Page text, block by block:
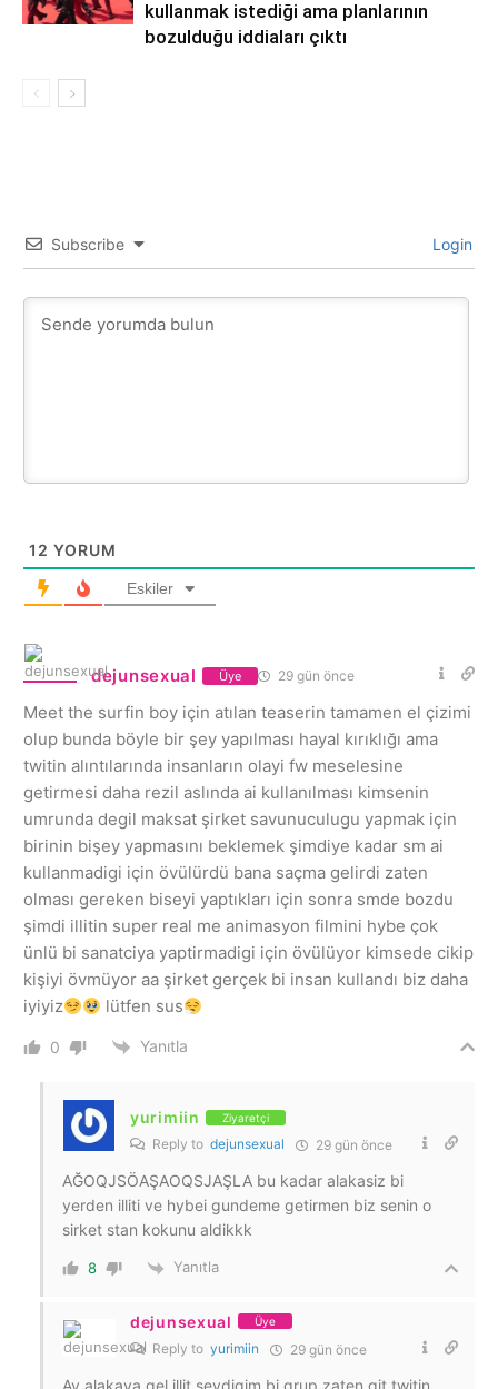
kullanmak istediği ama planlarının
bozulduğu iddiaları çıktı
Subscribe Login
12 YORUM
Eskiler
dejunsexual Üye 29 gün önce
Meet the surfin boy için atılan teaserin tamamen el çizimi
olup bunda böyle bir şey yapılması hayal kırıklığı ama
twitin alıntılarında insanların olayi fw meselesine
getirmesi daha rezil aslında ai kullanılması kimsenin
umrunda degil maksat şirket savunuculugu yapmak için
birinin bişey yapmasını beklemek şimdiye kadar sm ai
kullanmadigi için övülürdü bana saçma gelirdi zaten
olması gereken biseyi yaptıkları için sonra smde bozdu
şimdi illitin super real me animasyon filmini hybe çok
ünlü bi sanatciya yaptirmadigi için övülüyor kimsede cikip
kişiyi övmüyor aa şirket gerçek bi insan kullandı biz daha
iyiyiz
lütfen sus
0 Yanıtla
yurimiin Ziyaretçi
Reply to dejunsexual 29 gün önce
AĞOQJSÖAŞAOQSJAŞLA bu kadar alakasiz bi
yerden illiti ve hybei gundeme getirmen biz senin o
sirket stan kokunu aldikkk
8 Yanıtla
dejunsexual Üye
Reply to yurimiin 29 gün önce
Ay alakaya gel illit sevdigim bi grup zaten git twitin